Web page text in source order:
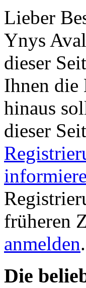
Lieber
Ynys
dieser
Ihnen die
hinaus
dieser
früheren
anmelden.
Die